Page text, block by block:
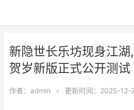
新隐世长乐坊现身江湖
贺岁新版正式公开测试
作者： admin • 更新时间：2025-12-